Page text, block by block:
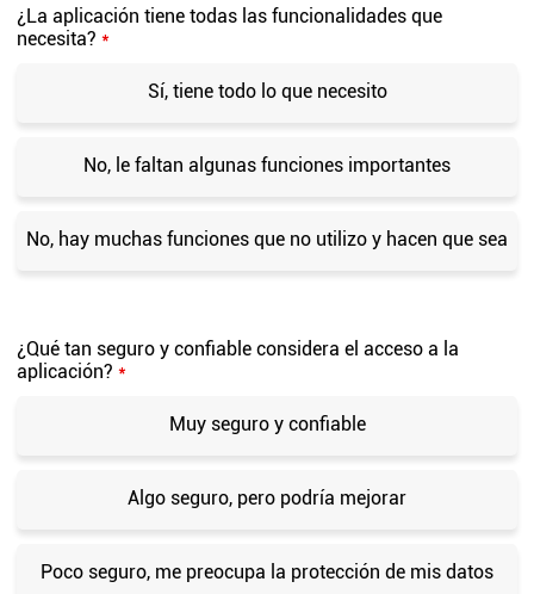
¿La aplicación tiene todas las funcionalidades que
necesita? *
Sí, tiene todo lo que necesito
No, le faltan algunas funciones importantes
No, hay muchas funciones que no utilizo y hacen que sea
¿Qué tan seguro y confiable considera el acceso a la
aplicación? *
Muy seguro y confiable
Algo seguro, pero podría mejorar
Poco seguro, me preocupa la protección de mis datos